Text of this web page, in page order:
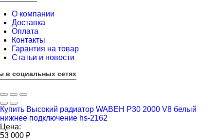
О компании
Доставка
Оплата
Контакты
Гарантия на товар
Статьи и новости
в социальных сетях
Купить Высокий радиатор WABEH P30 2000 V8 белый
нижнее подключение hs-2162
Цена:
53 000 ₽